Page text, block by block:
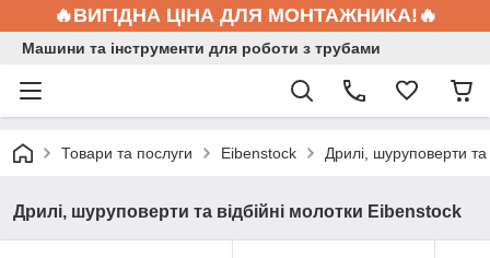
🔥ВИГІДНА ЦІНА ДЛЯ МОНТАЖНИКА!🔥
Машини та інструменти для роботи з трубами
Товари та послуги Eibenstock Дрилі, шуруповерти та
Дрилі, шуруповерти та відбійні молотки Eibenstock